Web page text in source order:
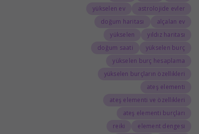
astrolojide evler
yükselen ev
alçalan ev
doğum haritası
yıldız haritası
yükselen
yükselen burç
doğum saati
yükselen burç hesaplama
yükselen burçların özellikleri
ateş elementi
ateş elementi ve özellikleri
ateş elementi burçları
element dengesi
reiki